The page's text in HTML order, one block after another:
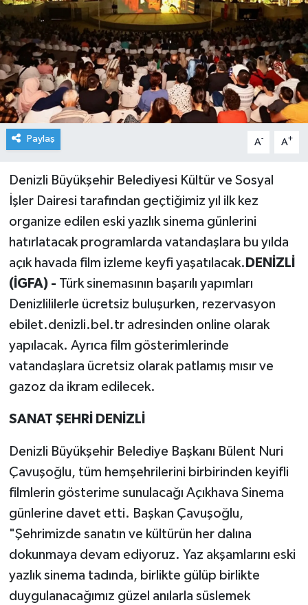
Paylaş A- A+
Denizli Büyükşehir Belediyesi Kültür ve Sosyal
İşler Dairesi tarafından geçtiğimiz yıl ilk kez
organize edilen eski yazlık sinema günlerini
hatırlatacak programlarda vatandaşlara bu yılda
açık havada film izleme keyfi yaşatılacak. DENİZLİ
(İGFA) - Türk sinemasının başarılı yapımları
Denizlililerle ücretsiz buluşurken, rezervasyon
ebilet.denizli.bel.tr adresinden online olarak
yapılacak. Ayrıca film gösterimlerinde
vatandaşlara ücretsiz olarak patlamış mısır ve
gazoz da ikram edilecek.
SANAT ŞEHRİ DENİZLİ
Denizli Büyükşehir Belediye Başkanı Bülent Nuri
Çavuşoğlu, tüm hemşehrilerini birbirinden keyifli
filmlerin gösterime sunulacağı Açıkhava Sinema
günlerine davet etti. Başkan Çavuşoğlu,
"Şehrimizde sanatın ve kültürün her dalına
dokunmaya devam ediyoruz. Yaz akşamlarını eski
yazlık sinema tadında, birlikte gülüp birlikte
duygulanacağımız güzel anılarla süslemek